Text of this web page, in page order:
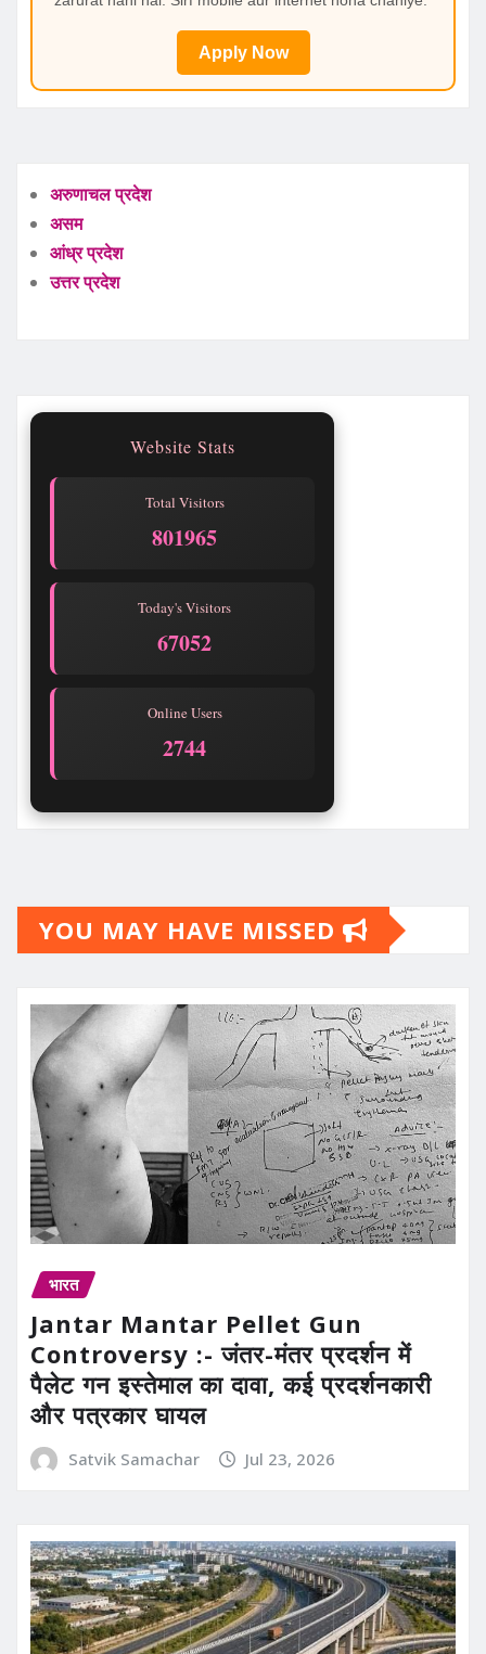
Apply Now
अरुणाचल प्रदेश
असम
आंध्र प्रदेश
उत्तर प्रदेश
Website Stats
Total Visitors
801968
Today's Visitors
67055
Online Users
2744
YOU MAY HAVE MISSED
भारत
Jantar Mantar Pellet Gun
Controversy :- जंतर-मंतर प्रदर्शन में
पैलेट गन इस्तेमाल का दावा, कई प्रदर्शनकारी
और पत्रकार घायल
Satvik Samachar Jul 23, 2026